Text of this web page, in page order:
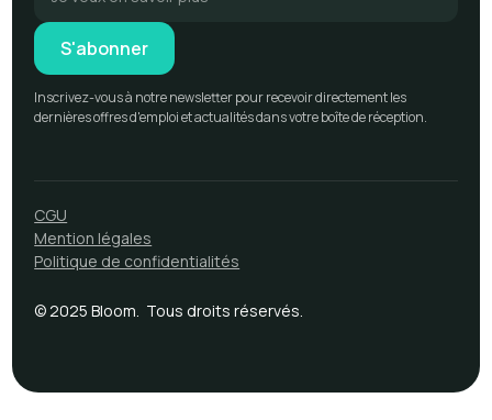
Inscrivez-vous à notre newsletter pour recevoir directement les
dernières offres d'emploi et actualités dans votre boîte de réception.
© 2025 Bloom. Tous droits réservés.
CGU
Mention légales
Politique de confidentialités